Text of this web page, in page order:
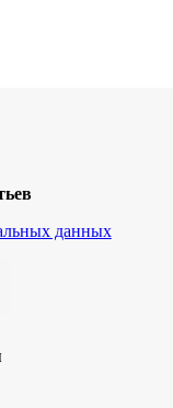
данных